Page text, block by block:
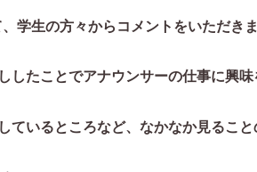
学生の方々からコメントをいただきま
したことでアナウンサーの仕事に興味
ているところなど、なかなか見ること